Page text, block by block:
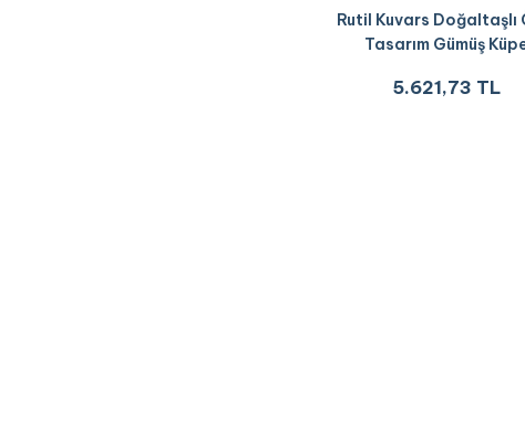
Rutil Kuvars Doğaltaşlı
Tasarım Gümüş
5.621,73 TL